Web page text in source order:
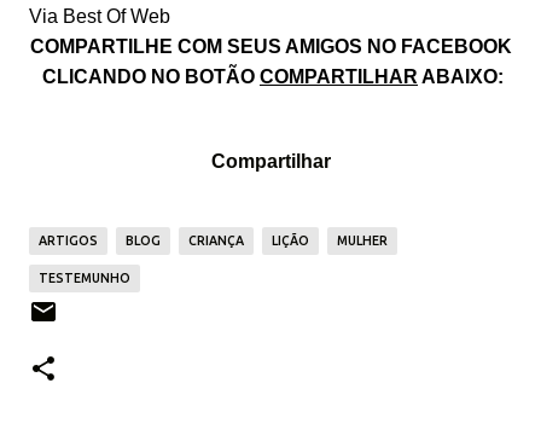
Via Best Of Web
COMPARTILHE COM SEUS AMIGOS NO FACEBOOK
CLICANDO NO BOTÃO COMPARTILHAR ABAIXO:
Compartilhar
ARTIGOS BLOG CRIANÇA LIÇÃO MULHER
TESTEMUNHO